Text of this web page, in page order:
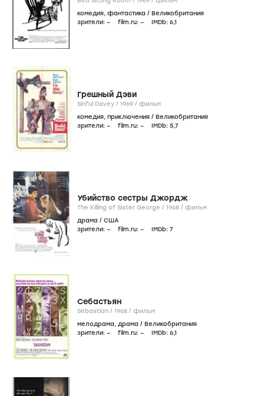
комедия, фантастика / Великобритания
зрители: – film.ru: – IMDb: 6,1
Грешный Дэви
Sinful Davey / 1969 / фильм
комедия, приключения / Великобритания
зрители: – film.ru: – IMDb: 5,7
Убийство сестры Джордж
The Killing of Sister George / 1968 / фильм
драма / США
зрители: – film.ru: – IMDb: 7
Себастьян
Sebastian / 1968 / фильм
мелодрама, драма / Великобритания
зрители: – film.ru: – IMDb: 6,1